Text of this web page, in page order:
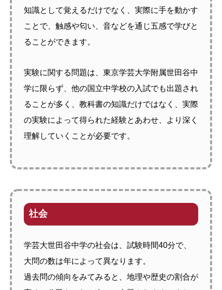
知識として覚えるだけでなく、実際に手を動かす
ことで、触感や匂い、音などを通じ五感で学びと
ることができます。
実験に関する問題は、東京学芸大学附属世田谷中
学に限らず、他の国立中学校の入試でも出題され
ることが多く、教科書の知識だけではなく、実際
の実験によって得られた経験とあわせ、より深く
理解していくことが必要です。
社会
学芸大世田谷中学の社会は、試験時間40分で、
大問の数は年によって異なります。
過去問の傾向をみてみると、地理や歴史の割合が